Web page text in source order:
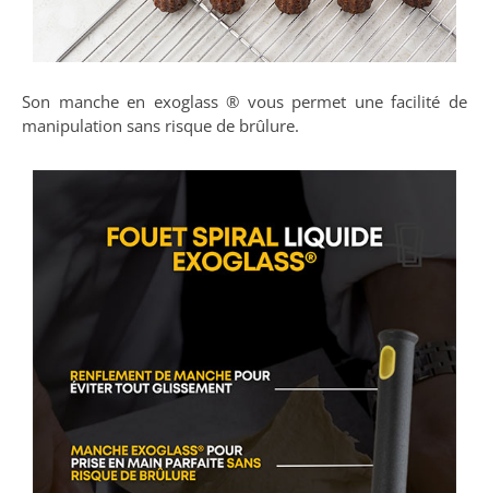
Son manche en exoglass ® vous permet une facilité de
manipulation sans risque de brûlure.